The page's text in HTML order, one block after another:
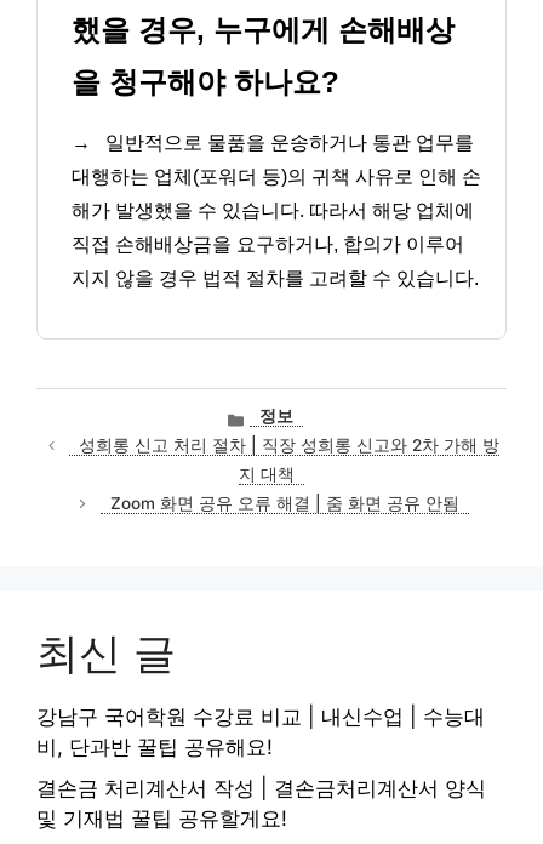
했을 경우, 누구에게 손해배상
을 청구해야 하나요?
→
일반적으로 물품을 운송하거나 통관 업무를
대행하는 업체(포워더 등)의 귀책 사유로 인해 손
해가 발생했을 수 있습니다. 따라서 해당 업체에
직접 손해배상금을 요구하거나, 합의가 이루어
지지 않을 경우 법적 절차를 고려할 수 있습니다.
카
테
고
리
정보
성희롱 신고 처리 절차 | 직장 성희롱 신고와 2차 가해 방
지 대책
Zoom 화면 공유 오류 해결 | 줌 화면 공유 안됨
최신 글
강남구 국어학원 수강료 비교 | 내신수업 | 수능대
비, 단과반 꿀팁 공유해요!
결손금 처리계산서 작성 | 결손금처리계산서 양식
및 기재법 꿀팁 공유할게요!